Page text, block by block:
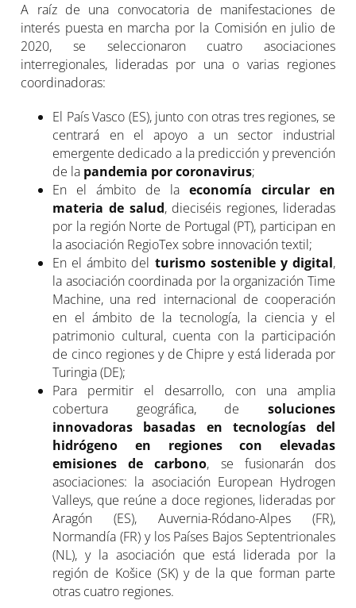
A raíz de una convocatoria de manifestaciones de
interés puesta en marcha por la Comisión en julio de
2020, se seleccionaron cuatro asociaciones
interregionales, lideradas por una o varias regiones
coordinadoras:
El País Vasco (ES), junto con otras tres regiones, se
centrará en el apoyo a un sector industrial
emergente dedicado a la predicción y prevención
de la pandemia por coronavirus;
En el ámbito de la economía circular en
materia de salud, dieciséis regiones, lideradas
por la región Norte de Portugal (PT), participan en
la asociación RegioTex sobre innovación textil;
En el ámbito del turismo sostenible y digital,
la asociación coordinada por la organización Time
Machine, una red internacional de cooperación
en el ámbito de la tecnología, la ciencia y el
patrimonio cultural, cuenta con la participación
de cinco regiones y de Chipre y está liderada por
Turingia (DE);
Para permitir el desarrollo, con una amplia
cobertura geográfica, de soluciones
innovadoras basadas en tecnologías del
hidrógeno en regiones con elevadas
emisiones de carbono, se fusionarán dos
asociaciones: la asociación European Hydrogen
Valleys, que reúne a doce regiones, lideradas por
Aragón (ES), Auvernia-Ródano-Alpes (FR),
Normandía (FR) y los Países Bajos Septentrionales
(NL), y la asociación que está liderada por la
región de Košice (SK) y de la que forman parte
otras cuatro regiones.